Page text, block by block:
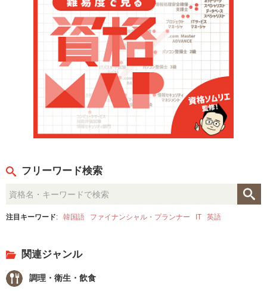
フリーワード検索
注目キーワード: 韓国語 ファイナンシャル・プランナー IT 英語
関連ジャンル
調理・衛生・飲食